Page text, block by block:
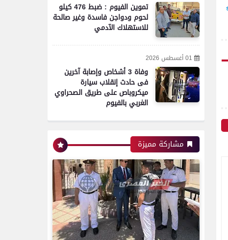
تموين الفيوم : ضبط 476 كيلو
لحوم ودواجن فاسدة وغير صالحة
للاستهلاك الآدمي
01 أغسطس 2026
وفاة 3 أشخاص وإصابة آخرين
فى حادث إنقلاب سيارة
ميكروباص على طريق الصحراوي
الغربي بالفيوم
مشاركة مميزة